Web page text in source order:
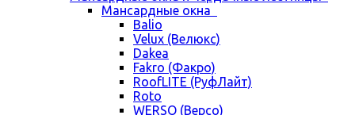
Мансардные окна
Balio
Velux (Велюкс)
Dakea
Fakro (Факро)
RoofLITE (РуфЛайт)
Roto
WERSO (Версо)